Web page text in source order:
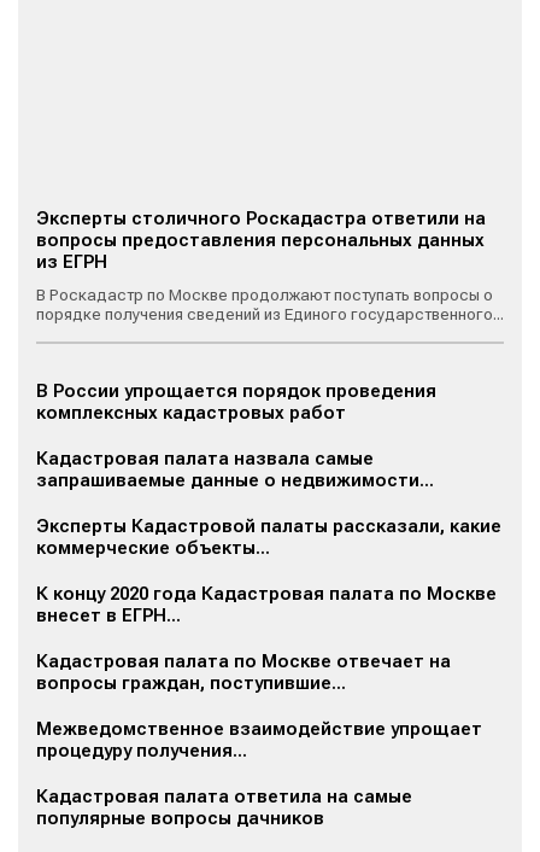
Эксперты столичного Роскадастра ответили на
вопросы предоставления персональных данных
из ЕГРН
В Роскадастр по Москве продолжают поступать вопросы о
порядке получения сведений из Единого государственного...
В России упрощается порядок проведения
комплексных кадастровых работ
Кадастровая палата назвала самые
запрашиваемые данные о недвижимости...
Эксперты Кадастровой палаты рассказали, какие
коммерческие объекты...
К концу 2020 года Кадастровая палата по Москве
внесет в ЕГРН...
Кадастровая палата по Москве отвечает на
вопросы граждан, поступившие...
Межведомственное взаимодействие упрощает
процедуру получения...
Кадастровая палата ответила на самые
популярные вопросы дачников